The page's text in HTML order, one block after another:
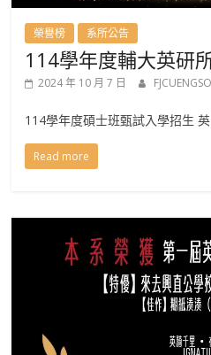
榮譽榜 系所公告
114學年度輔大英研
2024 年 10 月 7 日
114學年度碩士班甄試入學招生
Read more